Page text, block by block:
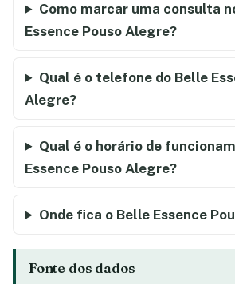
Como marcar uma consulta
Essence Pouso Alegre?
Qual é o telefone do Belle
Alegre?
Qual é o horário de
Essence Pouso Alegre?
Onde fica o Belle Essence
Fonte dos dados